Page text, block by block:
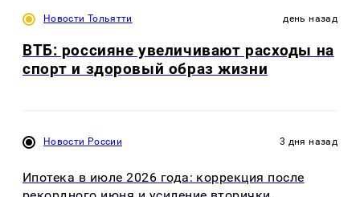
Новости Тольятти день назад
ВТБ: россияне увеличивают расходы на
спорт и здоровый образ жизни
Новости России 3 дня назад
Ипотека в июле 2026 года: коррекция после